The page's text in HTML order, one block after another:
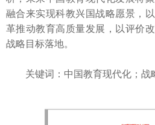
融合来实现科教兴国战略愿景，
革推动教育高质量发展，以评价
战略目标落地。
关键词：中国教育现代化；战